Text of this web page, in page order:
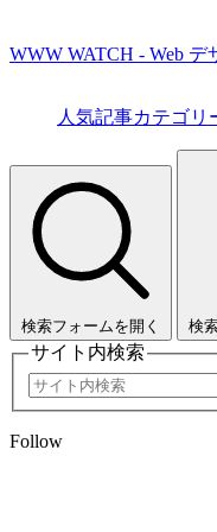
WWW WATCH - Web
人気記事カテゴリ
検索フォームを開く 検
サイト内検索
Follow